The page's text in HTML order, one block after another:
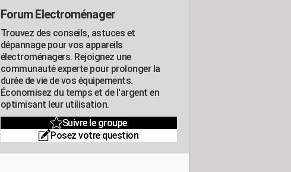
Forum Electroménager
Trouvez des conseils, astuces et
dépannage pour vos appareils
électroménagers. Rejoignez une
communauté experte pour prolonger la
durée de vie de vos équipements.
Économisez du temps et de l'argent en
optimisant leur utilisation.
Suivre le groupe
Posez votre question